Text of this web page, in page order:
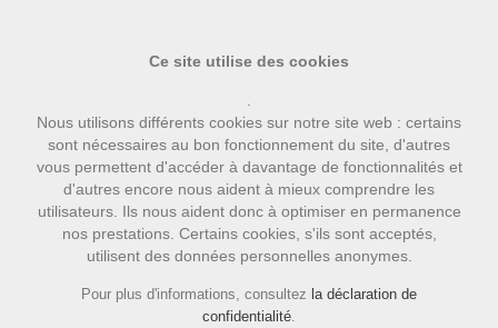
Vous avez oublié votre nom
d'utilisateur ou mot de passe?
Ce site utilise des cookies
Nous utilisons différents cookies sur notre site web : certains
sont nécessaires au bon fonctionnement du site, d'autres
vous permettent d'accéder à davantage de fonctionnalités et
d'autres encore nous aident à mieux comprendre les
utilisateurs. Ils nous aident donc à optimiser en permanence
nos prestations. Certains cookies, s'ils sont acceptés,
utilisent des données personnelles anonymes.
Pour plus d'informations, consultez la déclaration de
confidentialité.